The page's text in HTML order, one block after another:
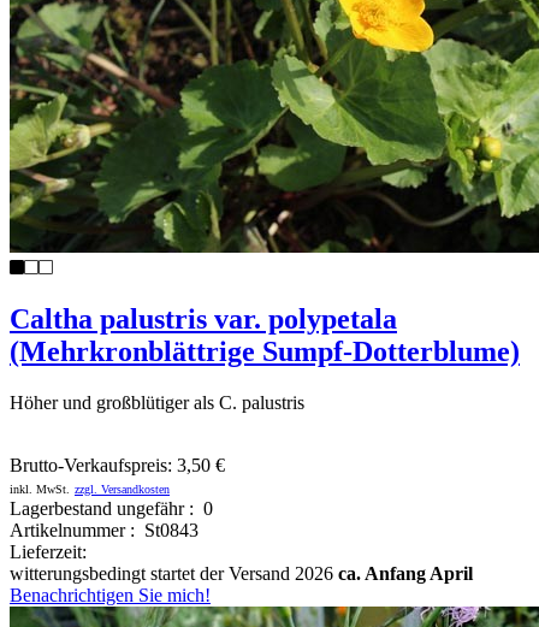
Caltha palustris var. polypetala
(Mehrkronblättrige Sumpf-Dotterblume)
Höher und großblütiger als C. palustris
Brutto-Verkaufspreis: 3,50 €
inkl. MwSt. zzgl. Versandkosten
Lagerbestand ungefähr : 0
Artikelnummer : St0843
Lieferzeit:
witterungsbedingt startet der Versand 2026 ca. Anfang April
Benachrichtigen Sie mich!